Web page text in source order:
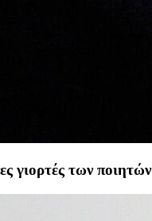
γιορτές των ποιητών